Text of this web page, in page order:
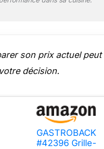
son prix actuel peut
décision.
GASTROBACK
#42396 Grille-